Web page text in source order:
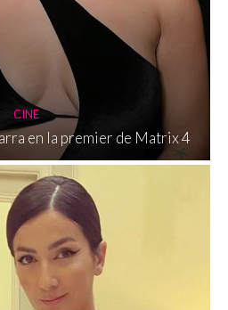
CINE
en la premier de Matrix 4